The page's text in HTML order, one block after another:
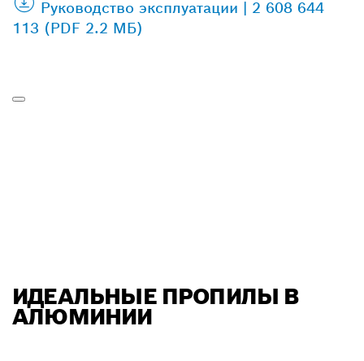
Руководство эксплуатации | 2 608 644
113 (PDF 2.2 МБ)
ИДЕАЛЬНЫЕ ПРОПИЛЫ В
АЛЮМИНИИ